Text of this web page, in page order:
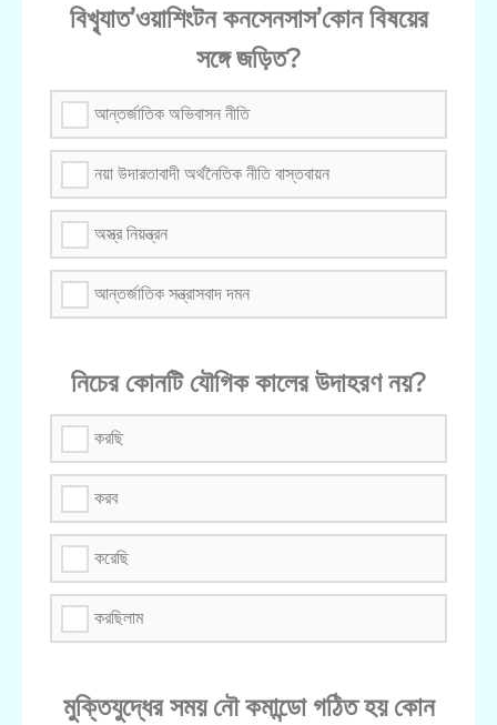
বিখ্যৃাত’ওয়াশিংটন কনসেনসাস’কোন বিষয়ের
সঙ্গে জড়িত?
আন্তর্জাতিক অভিবাসন নীতি
নয়া উদারতাবাদী অর্থনৈতিক নীতি বাস্তবায়ন
অস্ত্র নিয়ন্ত্রন
আন্তর্জাতিক সন্ত্রাসবাদ দমন
নিচের কোনটি যৌগিক কালের উদাহরণ নয়?
করছি
করব
করেছি
করছিলাম
মুক্তিযুদ্ধের সময় নৌ কমান্ডো গঠিত হয় কোন